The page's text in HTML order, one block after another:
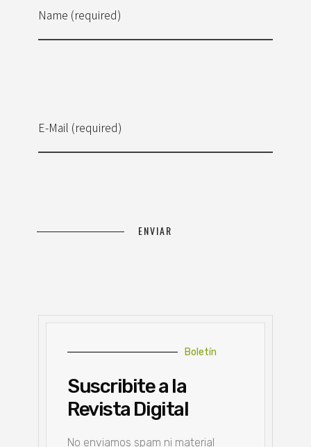
Name (required)
E-Mail (required)
Boletín
Suscribite a la
Revista Digital
No enviamos spam ni material